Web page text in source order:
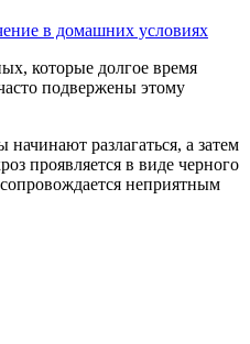
в домашних условиях
которые долгое время
подвержены этому
разлагаться, а затем
проявляется в виде черного
неприятным